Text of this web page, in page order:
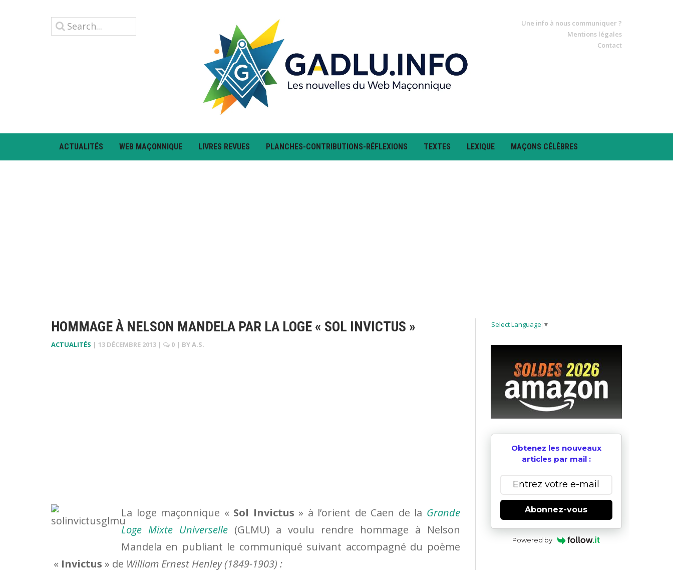
Une info à nous communiquer ?
Mentions légales
Contact
ACTUALITÉS WEB MAÇONNIQUE LIVRES REVUES PLANCHES-CONTRIBUTIONS-RÉFLEXIONS TEXTES LEXIQUE MAÇONS CÉLÈBRES
HOMMAGE À NELSON MANDELA PAR LA LOGE « SOL INVICTUS »
ACTUALITÉS | 13 DÉCEMBRE 2013 | 0 | BYA.S.
La loge maçonnique « Sol Invictus » à l’orient de Caen de la Grande
Loge Mixte Universelle(GLMU) a voulu rendre hommage à Nelson
Mandela en publiant le communiqué suivant accompagné du poème
« Invictus » de William Ernest Henley (1849-1903) :
Select Language ▼
Obtenez les nouveaux
articles par mail :
Abonnez-vous
Powered by